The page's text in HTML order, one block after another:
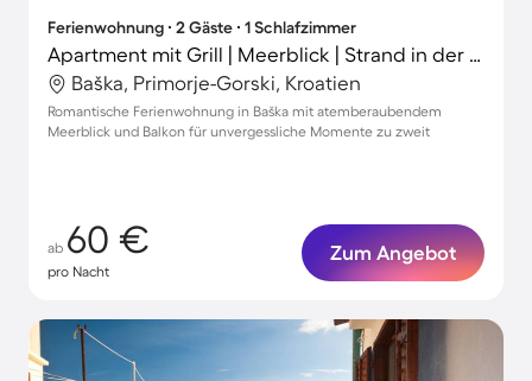
Ferienwohnung ∙ 2 Gäste ∙ 1 Schlafzimmer
Apartment mit Grill | Meerblick | Strand in der Nähe | Haustiere sind willkommen
Baška, Primorje-Gorski, Kroatien
Romantische Ferienwohnung in Baška mit atemberaubendem
Meerblick und Balkon für unvergessliche Momente zu zweit
ab 60 €
pro Nacht
Zum Angebot